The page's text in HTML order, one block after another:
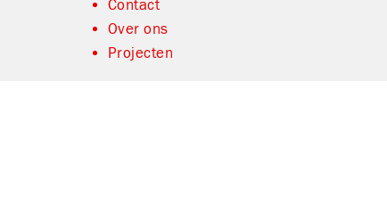
Contact
Over ons
Projecten